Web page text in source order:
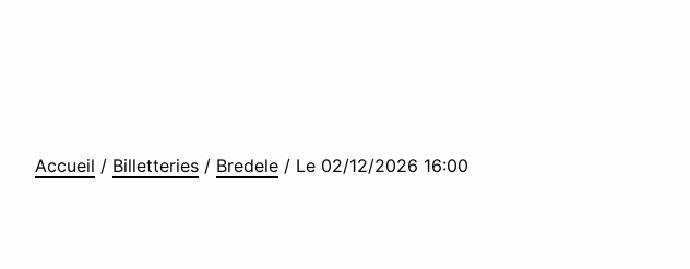
Accueil / Billetteries / Bredele / Le 02/12/2026 16:00